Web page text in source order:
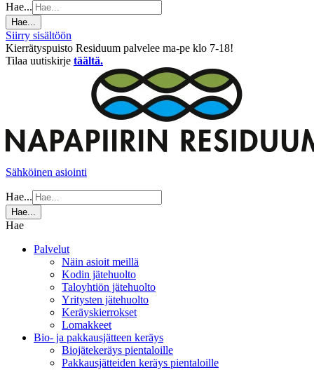
Hae...
Hae...
Siirry sisältöön
Kierrätyspuisto Residuum palvelee ma-pe klo 7-18!
Tilaa uutiskirje täältä.
Sähköinen asiointi
Hae...
Hae...
Hae
Palvelut
Näin asioit meillä
Kodin jätehuolto
Taloyhtiön jätehuolto
Yritysten jätehuolto
Keräyskierrokset
Lomakkeet
Bio- ja pakkausjätteen keräys
Biojätekeräys pientaloille
Pakkausjätteiden keräys pientaloille